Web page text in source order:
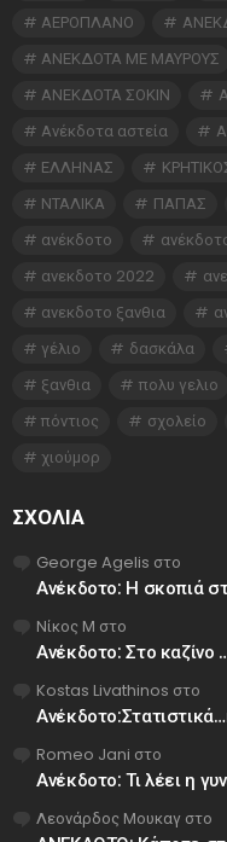
ΑΕΡΟΠΛΑΝΟ
ΑΝΕΚΔΟΤΑ ΜΕ ΜΑΥΡΟΥΣ
ΑΝΕΚΔΟΤΑ ΣΟΚΙΝ
Ανέκδοτα αστεία
ΕΛΛΗΝΑΣ
ΝΤΑΛΙΚΑ
ΠΑΠΑΣ
ανέκδοτο
ανεκδοτο 2022
ανεκδοτο ξανθια
γέλιο
δασκάλα
ξανθια
πολυ γελιο
πόντιος
σχολείο
χιούμορ
ΣΧΌΛΙΑ
George Agelis στο
Ανέκδοτο: Η σκοπιά
Νίκος Μ στο
Ανέκδοτο: Στο καζίνο
Kostas Livathinos στο
Romeo Jani στο
Ανέκδοτο: Τι λέει η
Λεονάρδος Μουκαγ στο